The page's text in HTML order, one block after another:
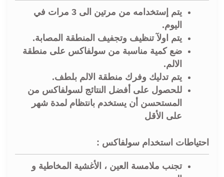
يتم إستخدامه من مرتين الى 3 مرات في
اليوم.
يتم اولآ تنظيف وتجفيف المنطقة المصابة.
ضع كمية مناسبة من سولفاكس على منطقة
الالم.
يتم تدليك وفرك منطقة الالم بلطف.
للحصول على أفضل النتائج لسولفاكس من
المستحسن أن يستخدم بانتظام لمدة شهر
على الأقل
احتياطات استخدام سولفاكس :
تجنب ملامسة العين ، الأغشية المخاطية و